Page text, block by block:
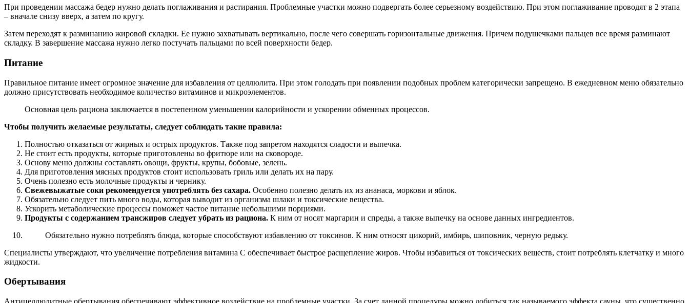
При проведении массажа бедер нужно делать поглаживания и растирания. Проблемные участки можно подвергать более серьезному воздействию. При этом поглаживание проводят в 2 этапа
– вначале снизу вверх, а затем по кругу.
Затем переходят к разминанию жировой складки. Ее нужно захватывать вертикально, после чего совершать горизонтальные движения. Причем подушечками пальцев все время разминают
складку. В завершение массажа нужно легко постучать пальцами по всей поверхности бедер.
Питание
Правильное питание имеет огромное значение для избавления от целлюлита. При этом голодать при появлении подобных проблем категорически запрещено. В ежедневном меню обязательно
должно присутствовать необходимое количество витаминов и микроэлементов.
Основная цель рациона заключается в постепенном уменьшении калорийности и ускорении обменных процессов.
Чтобы получить желаемые результаты, следует соблюдать такие правила:
Полностью отказаться от жирных и острых продуктов. Также под запретом находятся сладости и выпечка.
Не стоит есть продукты, которые приготовлены во фритюре или на сковороде.
Основу меню должны составлять овощи, фрукты, крупы, бобовые, зелень.
Для приготовления мясных продуктов стоит использовать гриль или делать их на пару.
Очень полезно есть молочные продукты и чернику.
Свежевыжатые соки рекомендуется употреблять без сахара. Особенно полезно делать их из ананаса, моркови и яблок.
Обязательно следует пить много воды, которая выводит из организма шлаки и токсические вещества.
Ускорить метаболические процессы поможет частое питание небольшими порциями.
Продукты с содержанием трансжиров следует убрать из рациона. К ним от носят маргарин и спреды, а также выпечку на основе данных ингредиентов.
Обязательно нужно потреблять блюда, которые способствуют избавлению от токсинов. К ним относят цикорий, имбирь, шиповник, черную редьку.
Специалисты утверждают, что увеличение потребления витамина С обеспечивает быстрое расщепление жиров. Чтобы избавиться от токсических веществ, стоит потреблять клетчатку и много
жидкости.
Обертывания
Антицеллюлитные обертывания обеспечивают эффективное воздействие на проблемные участки. За счет данной процедуры можно добиться так называемого эффекта сауны, что существенно